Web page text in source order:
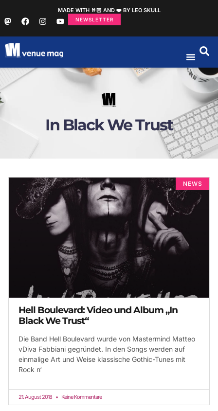
MADE WITH 🤘🏻 AND ❤️ BY LEO SKULL
NEWSLETTER
In Black We Trust
NEWS
Hell Boulevard: Video und Album „In
Black We Trust“
Die Band Hell Boulevard wurde von Mastermind Matteo
vDiva Fabbiani gegründet. In den Songs werden auf
einmalige Art und Weise klassische Gothic-Tunes mit
Rock n‘
21. August 2018 Keine Kommentare